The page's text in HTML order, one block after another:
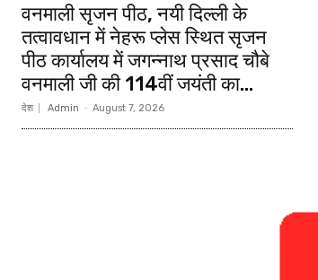
वनमाली सृजन पीठ, नयी दिल्ली के
तत्वावधान में नेहरू प्लेस स्थित सृजन
पीठ कार्यालय में जगन्नाथ प्रसाद चौबे
वनमाली जी की 114वीं जयंती का...
देश Admin - August 7, 2026